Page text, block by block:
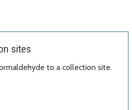
sites
to a collection site.